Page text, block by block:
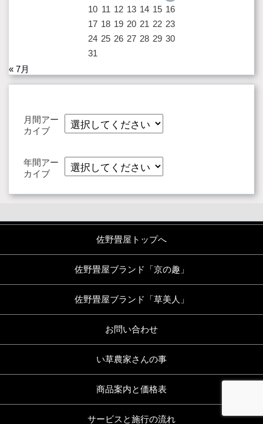
10 11 12 13 14 15 16
17 18 19 20 21 22 23
24 25 26 27 28 29 30
31
« 7月
月間アー
カイブ
年間アー
カイブ
佐野畳屋トップへ
佐野畳屋ブランド「京の趣」
佐野畳屋ブランド「草美人」
お問い合わせ
い草農家さんの事
商品案内と価格表
サービスと施行の流れ